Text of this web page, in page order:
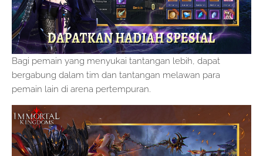
Bagi pemain yang menyukai tantangan lebih, dapat
bergabung dalam tim dan tantangan melawan para
pemain lain di arena pertempuran.